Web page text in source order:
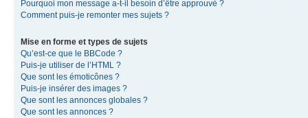
Pourquoi mon message a-t-il besoin d’être approuvé ?
Comment puis-je remonter mes sujets ?
Mise en forme et types de sujets
Qu’est-ce que le BBCode ?
Puis-je utiliser de l’HTML ?
Que sont les émoticônes ?
Puis-je insérer des images ?
Que sont les annonces globales ?
Que sont les annonces ?